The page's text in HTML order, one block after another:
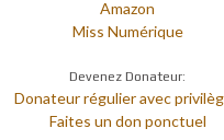
Amazon
Miss Numérique
Devenez Donateur:
Donateur régulier avec
Faites un don ponctuel